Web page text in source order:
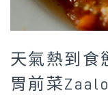
天氣熱到食
胃前菜